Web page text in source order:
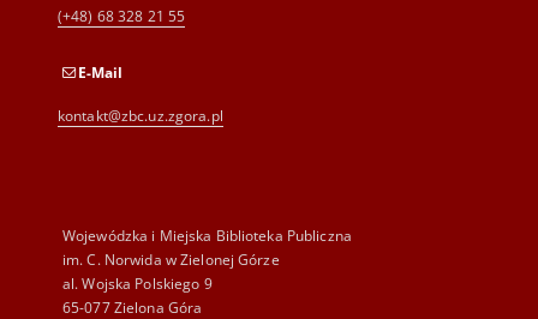
(+48) 68 328 21 55
E-Mail
kontakt@zbc.uz.zgora.pl
Wojewódzka i Miejska Biblioteka Publiczna
im. C. Norwida w Zielonej Górze
al. Wojska Polskiego 9
65-077 Zielona Góra